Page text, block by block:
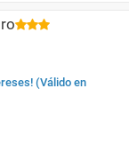
(Válido en